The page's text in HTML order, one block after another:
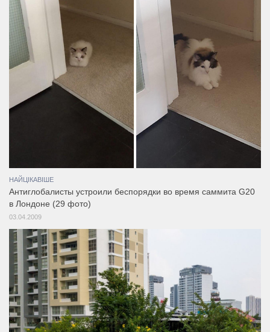
НАЙЦІКАВІШЕ
Антиглобалисты устроили беспорядки во время саммита G20
в Лондоне (29 фото)
03.04.2009